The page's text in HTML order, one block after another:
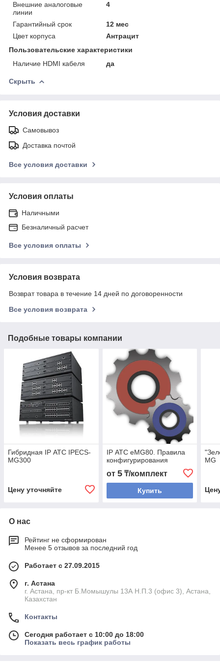
Внешние аналоговые
линии
4
Гарантийный срок
12 мес
Цвет корпуса
Антрацит
Пользовательские характеристики
Наличие HDMI кабеля
да
Скрыть
Условия доставки
Самовывоз
Доставка почтой
Все условия доставки
Условия оплаты
Наличными
Безналичный расчет
Все условия оплаты
Условия возврата
Возврат товара в течение 14 дней по договоренности
Все условия возврата
Подобные товары компании
Гибридная IP АТС IPECS-
MG300
Цену уточняйте
IP АТС eMG80. Правила
конфигурирования
от 5₸/комплект
Купить
MG
О нас
Рейтинг не сформирован
Менее 5 отзывов за последний год
Работает с 27.09.2015
г. Астана
г. Астана, пр-кт Б.Момышулы 13А Н.П.3 (офис 3), Астана,
Казахстан
Контакты
Сегодня работает с 10:00 до 18:00
Показать весь график работы